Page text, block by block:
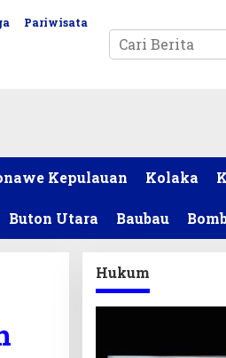
Pariwisata
Kepulauan Kolaka
Buton Utara Baubau
Hukum